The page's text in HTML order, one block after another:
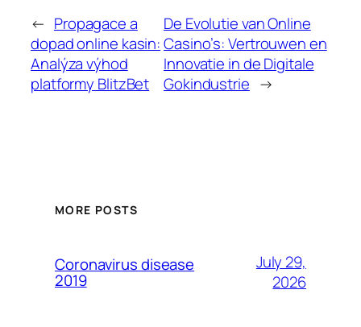
← Propagace a
dopad online kasin:
Analýza výhod
platformy BlitzBet
De Evolutie van Online
Casino’s: Vertrouwen en
Innovatie in de Digitale
Gokindustrie →
MORE POSTS
Coronavirus disease
2019
July 29,
2026